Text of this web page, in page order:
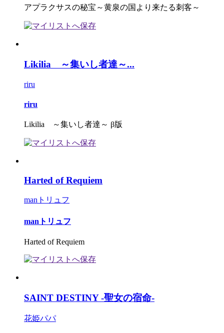
アプラクサスの秘宝～黄泉の国より来たる刺客～
Likilia ～集いし者達～...
riru
riru
Likilia ～集いし者達～ β版
Harted of Requiem
manトリュフ
manトリュフ
Harted of Requiem
SAINT DESTINY -聖女の宿命-
花姫パパ